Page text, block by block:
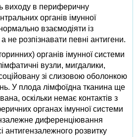
виходу в периферичну
органів імунної
взаємодіяти із
не розпізнавати певні антигени.
органів імунної системи
вузли, мигдалики,
зі слизовою оболонкою
У плода лімфоїдна тканина ще
оскільки немає контактів з
органах імунної системи
диференціювання
антигензалежного розвитку